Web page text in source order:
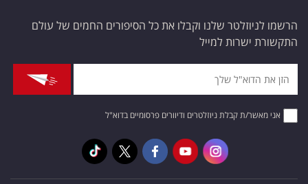
הרשמו לניוזלטר שלנו וקבלו את כל הסיפורים החמים של עולם
התקשורת ישרות למייל
אני מאשר/ת קבלת ניוזלטרים ודיוורים פרסומיים בדוא"ל